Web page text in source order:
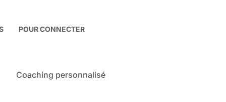
POUR CONNECTER
Coaching personnalisé